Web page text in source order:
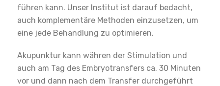
führen kann. Unser Institut ist darauf bedacht,
auch komplementäre Methoden einzusetzen, um
eine jede Behandlung zu optimieren.
Akupunktur kann währen der Stimulation und
auch am Tag des Embryotransfers ca. 30 Minuten
vor und dann nach dem Transfer durchgeführt